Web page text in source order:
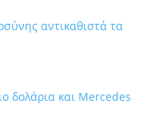
αντικαθιστά τα
δολάρια και Mercedes